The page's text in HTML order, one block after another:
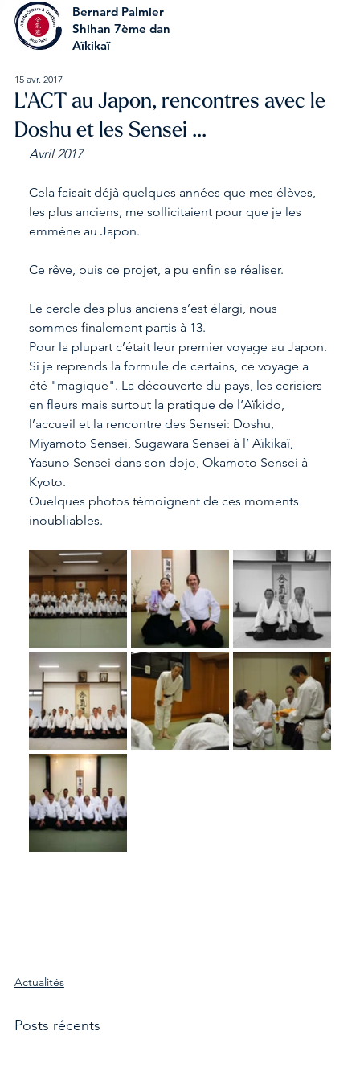
Bernard Palmier
Shihan 7ème dan
Aïkikaï
L'ACT au Japon, rencontres avec le
Doshu et les Sensei ...
15 avr. 2017
Avril 2017
Cela faisait déjà quelques années que mes élèves,
les plus anciens, me sollicitaient pour que je les
emmène au Japon.
Ce rêve, puis ce projet, a pu enfin se réaliser.
Le cercle des plus anciens s’est élargi, nous
sommes finalement partis à 13.
Pour la plupart c’était leur premier voyage au Japon.
Si je reprends la formule de certains, ce voyage a
été "magique". La découverte du pays, les cerisiers
en fleurs mais surtout la pratique de l’Aïkido,
l’accueil et la rencontre des Sensei: Doshu,
Miyamoto Sensei, Sugawara Sensei à l’ Aïkikaï,
Yasuno Sensei dans son dojo, Okamoto Sensei à
Kyoto.
Quelques photos témoignent de ces moments
inoubliables.
Actualités
Posts récents